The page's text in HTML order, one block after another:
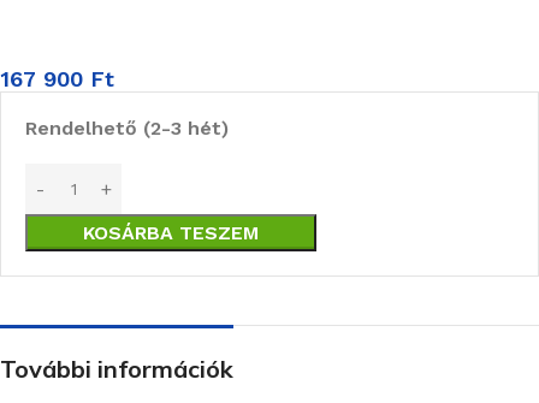
167 900 Ft
Rendelhető (2-3 hét)
KOSÁRBA TESZEM
További információk